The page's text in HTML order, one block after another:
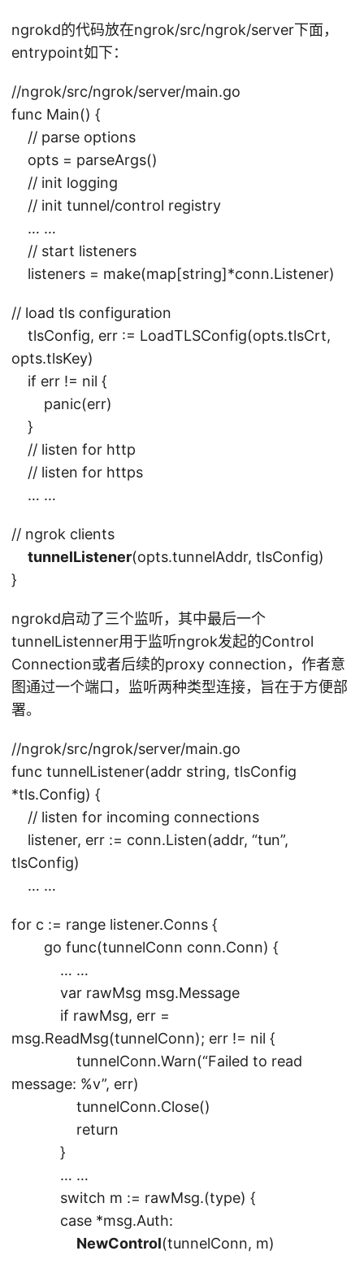
ngrokd的代码放在ngrok/src/ngrok/server下面，
entrypoint如下：
//ngrok/src/ngrok/server/main.go
func Main() {
// parse options
opts = parseArgs()
// init logging
// init tunnel/control registry
… …
// start listeners
listeners = make(map[string]*conn.Listener)
// load tls configuration
tlsConfig, err := LoadTLSConfig(opts.tlsCrt,
opts.tlsKey)
if err != nil {
panic(err)
}
// listen for http
// listen for https
… …
// ngrok clients
tunnelListener(opts.tunnelAddr, tlsConfig)
}
ngrokd启动了三个监听，其中最后一个
tunnelListenner用于监听ngrok发起的Control
Connection或者后续的proxy connection，作者意
图通过一个端口，监听两种类型连接，旨在于方便部
署。
//ngrok/src/ngrok/server/main.go
func tunnelListener(addr string, tlsConfig
*tls.Config) {
// listen for incoming connections
listener, err := conn.Listen(addr, “tun”,
tlsConfig)
… …
for c := range listener.Conns {
go func(tunnelConn conn.Conn) {
… …
var rawMsg msg.Message
if rawMsg, err =
msg.ReadMsg(tunnelConn); err != nil {
tunnelConn.Warn(“Failed to read
message: %v”, err)
tunnelConn.Close()
return
}
… …
switch m := rawMsg.(type) {
case *msg.Auth:
NewControl(tunnelConn, m)